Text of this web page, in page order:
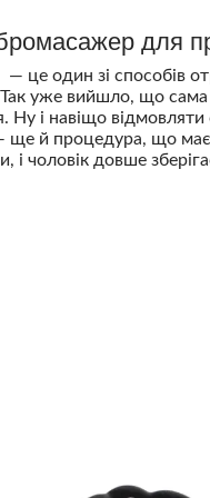
для
це один зі способів
Так уже вийшло, що
Ну і навіщо
ще й процедура, що
і чоловік довше